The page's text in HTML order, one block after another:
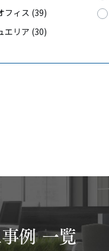
フィス (39)
エリア (30)
例 一覧